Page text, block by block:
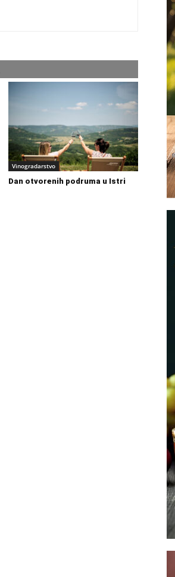
Vinogradarstvo
Dan otvorenih podruma u Istri